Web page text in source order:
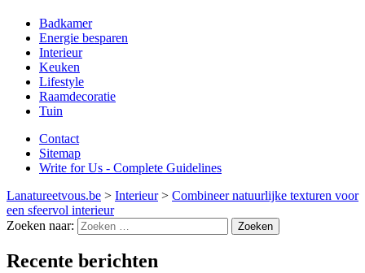
Badkamer
Energie besparen
Interieur
Keuken
Lifestyle
Raamdecoratie
Tuin
Contact
Sitemap
Write for Us - Complete Guidelines
Lanatureetvous.be > Interieur> Combineer natuurlijke texturen voor
een sfeervol interieur
Zoeken naar:
Recente berichten